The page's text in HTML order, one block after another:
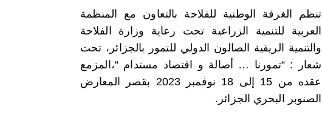
تنظم الغرفة الوطنية للفلاحة بالتعاون مع المنظمة
العربية للتنمية الزراعية تحت رعاية وزارة الفلاحة
والتنمية الريفية الصالون الدولي للتمور بالجزائر، تحت
شعار : “تمورنا … أصالة و اقتصاد مستدام “،المزمع
عقده من 15 إلى 18 نوفمبر 2023 بقصر المعارض
الصنوبر البحري الجزائر.